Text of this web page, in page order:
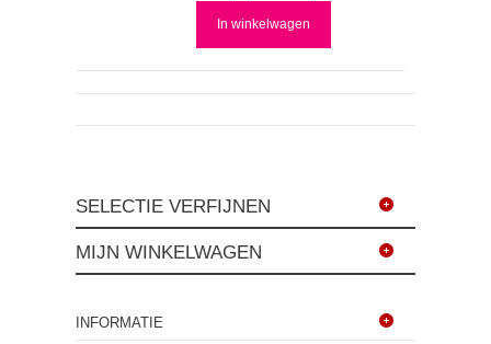
In winkelwagen
SELECTIE VERFIJNEN
MIJN WINKELWAGEN
INFORMATIE